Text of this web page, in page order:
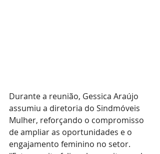
Durante a reunião, Gessica Araújo
assumiu a diretoria do Sindmóveis
Mulher, reforçando o compromisso
de ampliar as oportunidades e o
engajamento feminino no setor.